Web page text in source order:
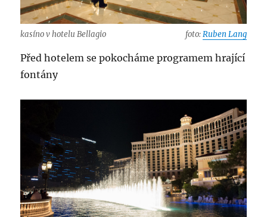
kasíno v hotelu Bellagio foto:Ruben Lang
Před hotelem se pokocháme programem hrající
fontány